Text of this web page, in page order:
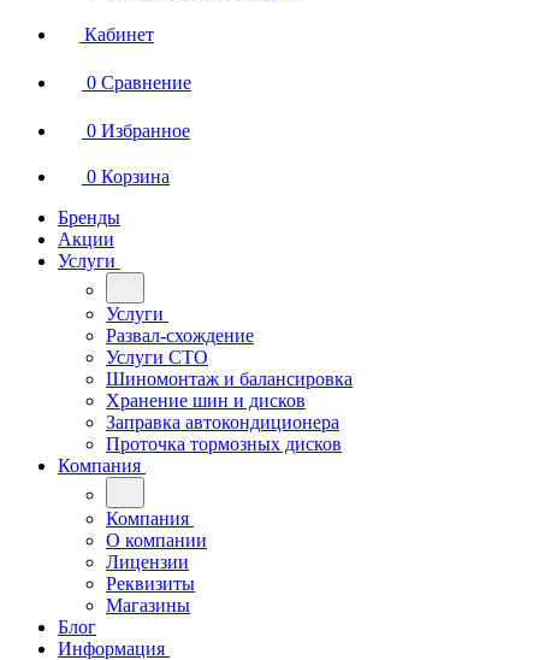
Кабинет
0 Сравнение
0 Избранное
0 Корзина
Бренды
Акции
Услуги
Услуги
Развал-схождение
Услуги СТО
Шиномонтаж и балансировка
Хранение шин и дисков
Заправка автокондиционера
Проточка тормозных дисков
Компания
Компания
О компании
Лицензии
Реквизиты
Магазины
Блог
Информация